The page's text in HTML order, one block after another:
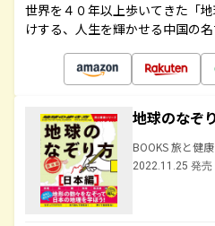
世界を４０年以上歩いてきた「
けする、人生を輝かせる中国の
地球のな
BOOKS 旅と健康
2022.11.25 発売